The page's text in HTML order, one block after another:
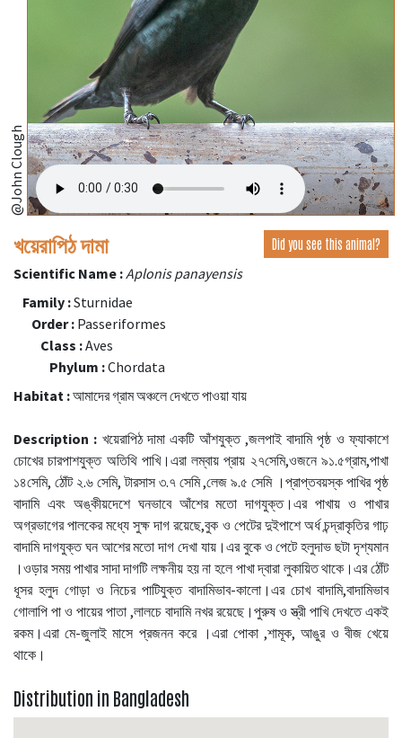
@John Clough
খয়েরাপিঠ দামা Did you see this animal?
Scientific Name :Aplonis panayensis
Family :Sturnidae
Order : Passeriformes
Class :Aves
Phylum :Chordata
Habitat :আমাদের গ্রাম অঞ্চলে দেখতে পাওয়া যায়
Description : খয়েরাপিঠ দামা একটি আঁশযুক্ত ,জলপাই বাদামি পৃষ্ঠ ও ফ্যাকাশে
চোখের চারপাশযুক্ত অতিথি পাখি।এরা লম্বায় প্রায় ২৭সেমি,ওজনে ৯১.৫গ্রাম,পাখা
১৪সেমি, ঠোঁট ২.৬ সেমি, টারসাস ৩.৭ সেমি ,লেজ ৯.৫ সেমি ।প্রাপ্তবয়স্ক পাখির পৃষ্ঠ
বাদামি এবং অঙ্কীয়দেশে ঘনভাবে আঁশের মতো দাগযুক্ত।এর পাখায় ও পাখার
অগ্রভাগের পালকের মধ্যে সুক্ষ দাগ রয়েছে,বুক ও পেটের দুইপাশে অর্ধ চন্দ্রাকৃতির গাঢ়
বাদামি দাগযুক্ত ঘন আশের মতো দাগ দেখা যায়।এর বুকে ও পেটে হলুদাভ ছটা দৃশ্যমান
।ওড়ার সময় পাখার সাদা দাগটি লক্ষনীয় হয় না হলে পাখা দ্বারা লুকায়িত থাকে।এর ঠোঁট
ধূসর হলুদ গোড়া ও নিচের পাটিযুক্ত বাদামিভাব-কালো।এর চোখ বাদামি,বাদামিভাব
গোলাপি পা ও পায়ের পাতা ,লালচে বাদামি নখর রয়েছে।পুরুষ ও স্ত্রী পাখি দেখতে একই
রকম।এরা মে-জুলাই মাসে প্রজনন করে ।এরা পোকা ,শামূক, আঙুর ও বীজ খেয়ে
থাকে।
Distribution in Bangladesh